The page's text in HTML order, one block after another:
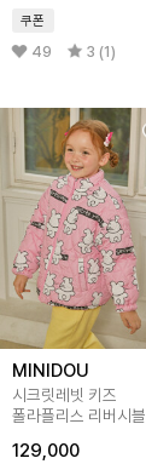
쿠폰
49 3 (1)
MINIDOU
시크릿레빗 키즈
폴라플리스 리버시블
129,000